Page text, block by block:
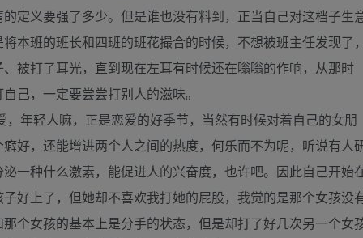
定义要强了多少。但是谁也没有料到，正当自己对这档子生
本班的班长和四班的班花撮合的时候，不想被班主任发现了，
被打了耳光，直到现在左耳有时候还在嗡嗡的作响，从那时
己，一定要尝尝打别人的滋味。
年轻人嘛，正是恋爱的好季节，当然有时候对着自己的女朋
好，还能增进两个人之间的热度，何乐而不为呢，听说有人
一种什么激素，能促进人的兴奋度，也许吧。因此自己开始
好上了，但她却不喜欢我打她的屁股，我觉的是那个女孩没
个女孩的基本上是分手的状态，但是却打了好几次另一个女